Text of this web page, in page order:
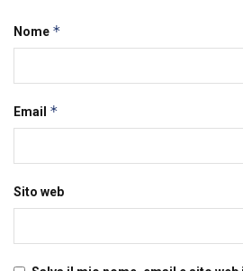
Nome *
Email *
Sito web